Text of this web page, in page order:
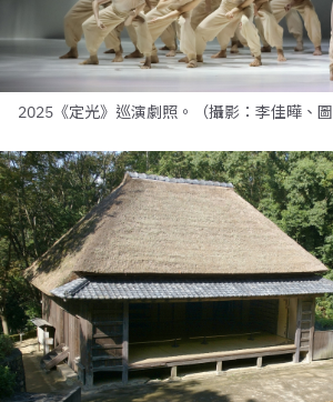
2025《定光》巡演劇照。（攝影：李佳曄、圖